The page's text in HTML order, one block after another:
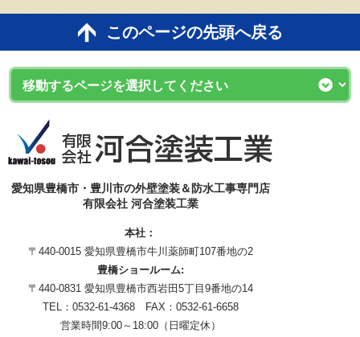
このページの先頭へ戻る
愛知県豊橋市・豊川市の外壁塗装＆防水工事専門店
有限会社 河合塗装工業
本社：
〒440-0015 愛知県豊橋市牛川薬師町107番地の2
豊橋ショールーム:
〒440-0831 愛知県豊橋市西岩田5丁目9番地の14
TEL：0532-61-4368 FAX：0532-61-6658
営業時間9:00～18:00（日曜定休）